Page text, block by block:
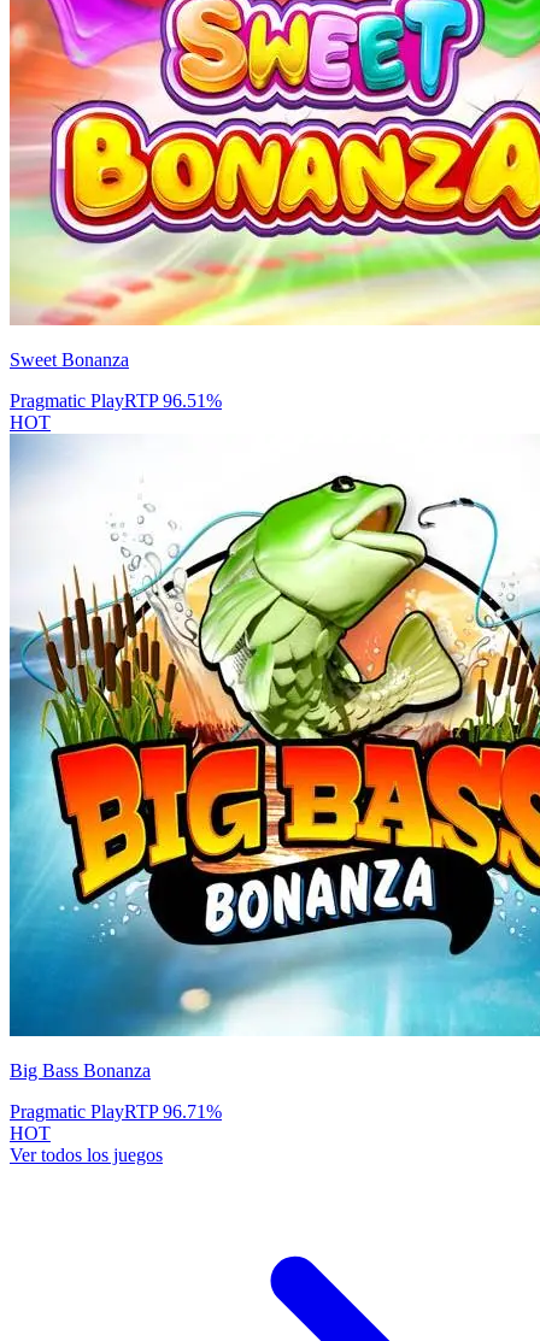
Sweet Bonanza
Pragmatic PlayRTP96.51%
HOT
Big Bass Bonanza
Pragmatic PlayRTP96.71%
HOT
Ver todos los juegos